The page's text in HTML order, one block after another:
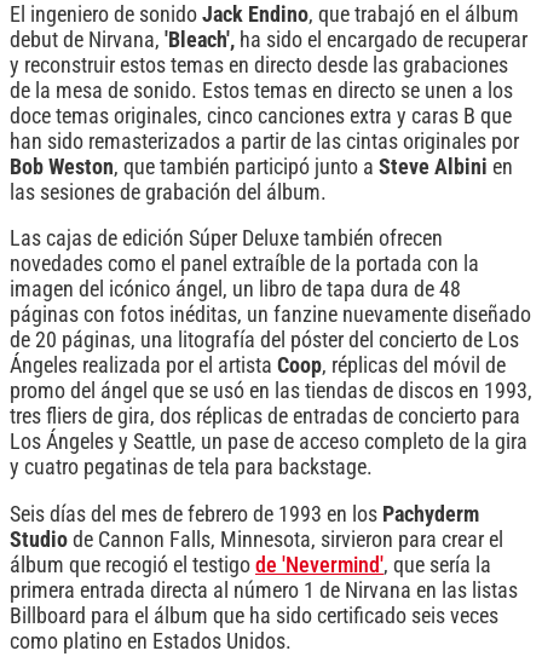
El ingeniero de sonido Jack Endino, que trabajó en el álbum
debut de Nirvana, 'Bleach', ha sido el encargado de recuperar
y reconstruir estos temas en directo desde las grabaciones
de la mesa de sonido. Estos temas en directo se unen a los
doce temas originales, cinco canciones extra y caras B que
han sido remasterizados a partir de las cintas originales por
Bob Weston, que también participó junto a Steve Albini en
las sesiones de grabación del álbum.
Las cajas de edición Súper Deluxe también ofrecen
novedades como el panel extraíble de la portada con la
imagen del icónico ángel, un libro de tapa dura de 48
páginas con fotos inéditas, un fanzine nuevamente diseñado
de 20 páginas, una litografía del póster del concierto de Los
Ángeles realizada por el artista Coop, réplicas del móvil de
promo del ángel que se usó en las tiendas de discos en 1993,
tres fliers de gira, dos réplicas de entradas de concierto para
Los Ángeles y Seattle, un pase de acceso completo de la gira
y cuatro pegatinas de tela para backstage.
Seis días del mes de febrero de 1993 en los Pachyderm
Studio de Cannon Falls, Minnesota, sirvieron para crear el
álbum que recogió el testigo de 'Nevermind', que sería la
primera entrada directa al número 1 de Nirvana en las listas
Billboard para el álbum que ha sido certificado seis veces
como platino en Estados Unidos.